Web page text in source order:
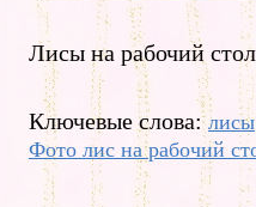
Лисы на рабочий
Ключевые слова:лисы
Фото лис на рабочий